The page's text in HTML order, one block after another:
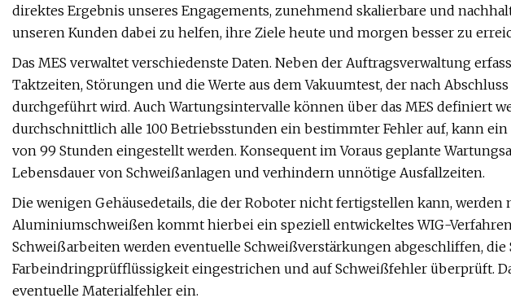
direktes Ergebnis unseres Engagements, zunehmend skalierbare und
unseren Kunden dabei zu helfen, ihre Ziele heute und morgen besser zu
Das MES verwaltet verschiedenste Daten. Neben der Auftragsverwaltung
Taktzeiten, Störungen und die Werte aus dem Vakuumtest, der nach
durchgeführt wird. Auch Wartungsintervalle können über das MES definiert
durchschnittlich alle 100 Betriebsstunden ein bestimmter Fehler auf, kann
von 99 Stunden eingestellt werden. Konsequent im Voraus geplante
Lebensdauer von Schweißanlagen und verhindern unnötige Ausfallzeiten.
Die wenigen Gehäusedetails, die der Roboter nicht fertigstellen kann, werden
Aluminiumschweißen kommt hierbei ein speziell entwickeltes WIG-
Schweißarbeiten werden eventuelle Schweißverstärkungen abgeschliffen,
Farbeindringprüfflüssigkeit eingestrichen und auf Schweißfehler überprüft.
eventuelle Materialfehler ein.